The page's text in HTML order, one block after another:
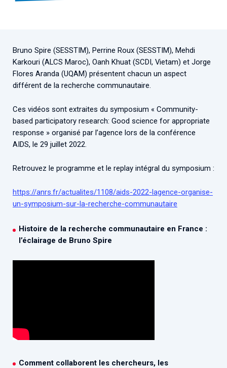
en RDC, elle reste active suite à des cas à Mayotte et à
La Réunion.
Cellules Émergence
inactives.
Bruno Spire (SESSTIM), Perrine Roux (SESSTIM), Mehdi
Karkouri (ALCS Maroc), Oanh Khuat (SCDI, Vietam) et Jorge
Flores Aranda (UQAM) présentent chacun un aspect
différent de la recherche communautaire.
Ces vidéos sont extraites du symposium « Community-
based participatory research: Good science for appropriate
response » organisé par l’agence lors de la conférence
AIDS, le 29 juillet 2022.
Retrouvez le programme et le replay intégral du symposium :
https://anrs.fr/actualites/1108/aids-2022-lagence-organise-
un-symposium-sur-la-recherche-communautaire
Histoire de la recherche communautaire en France :
l’éclairage de Bruno Spire
Comment collaborent les chercheurs, les